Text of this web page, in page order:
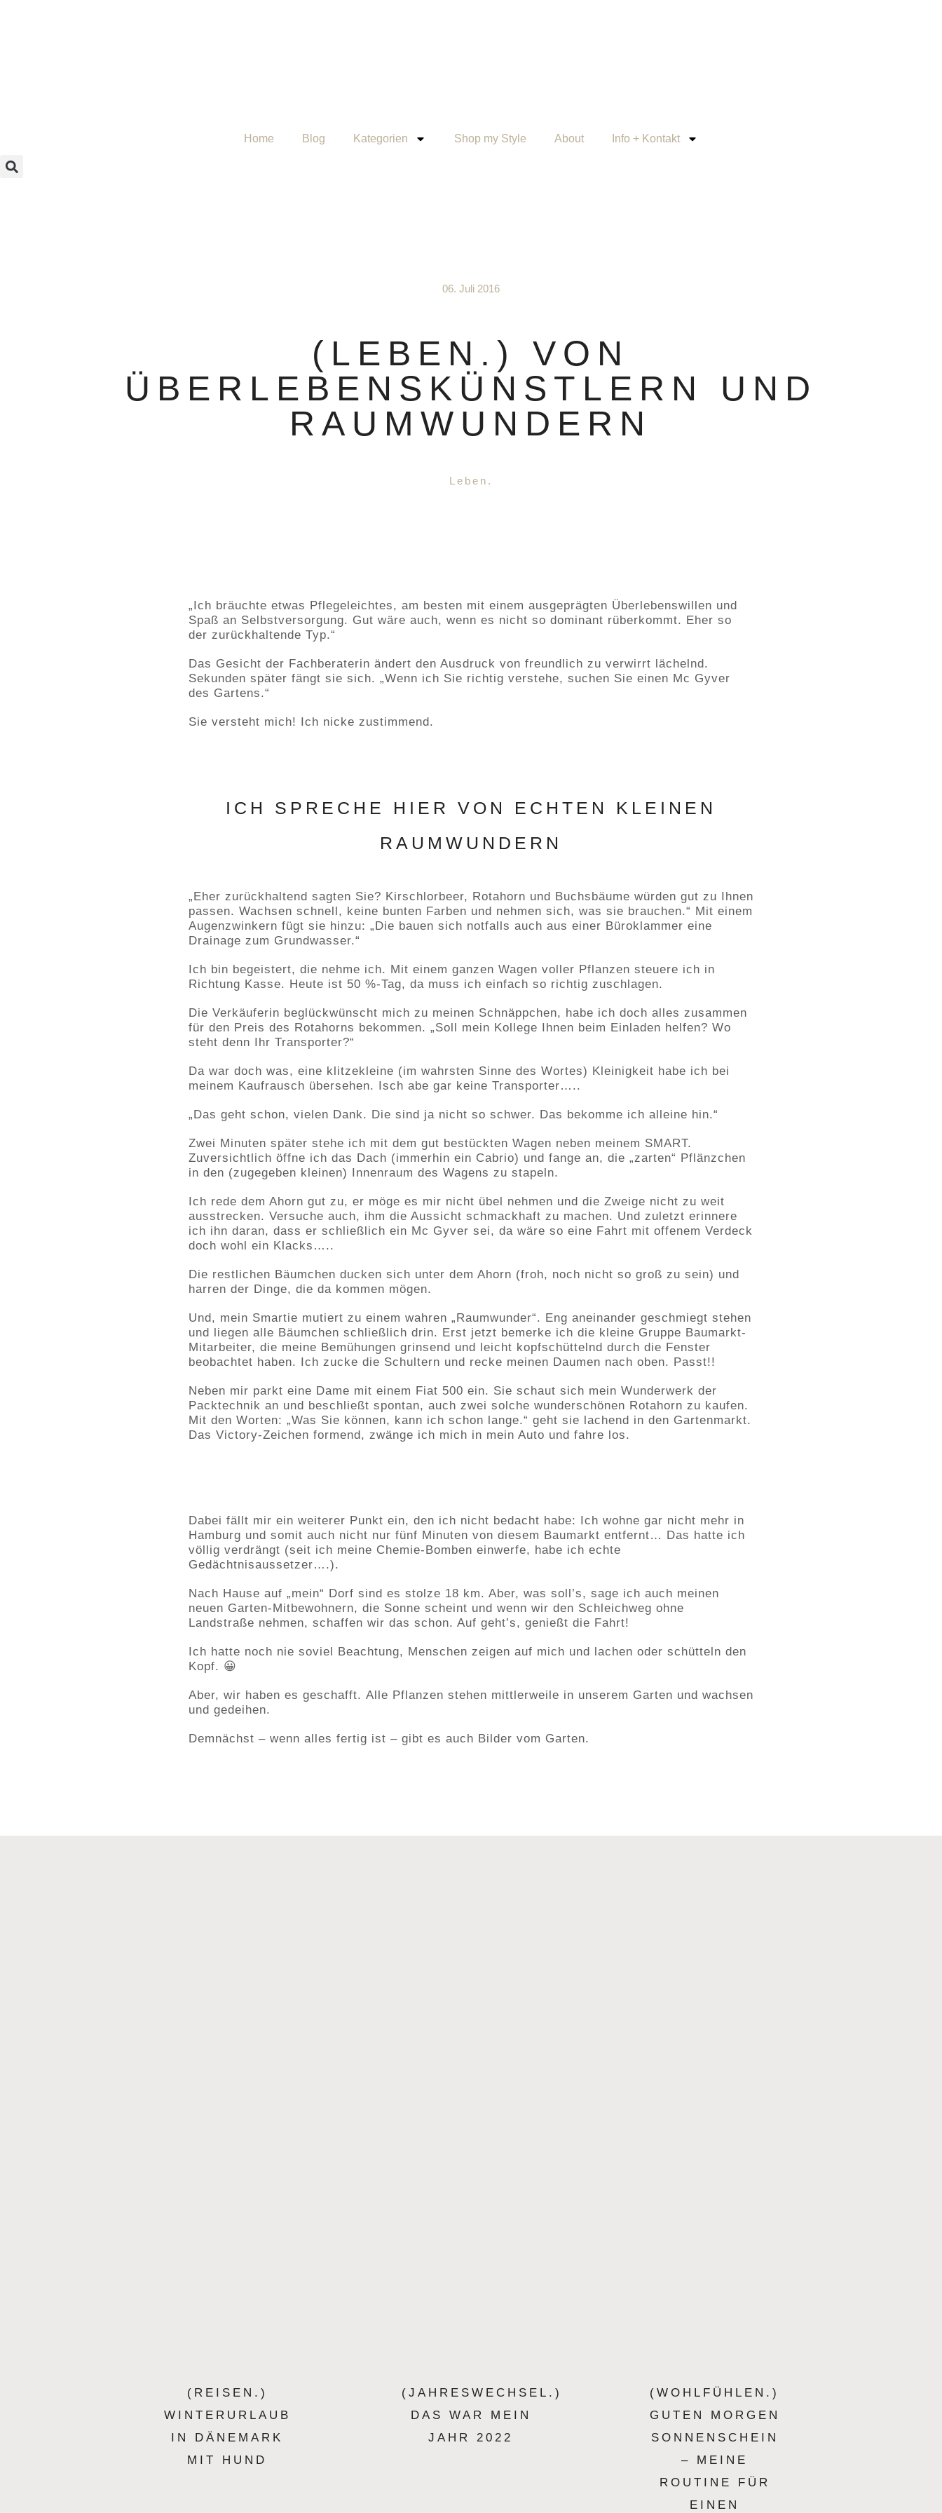
Home Blog Kategorien Shop my Style About Info + Kontakt
06. Juli 2016
(LEBEN.) VON
ÜBERLEBENSKÜNSTLERN UND
RAUMWUNDERN
Leben.
„Ich bräuchte etwas Pflegeleichtes, am besten mit einem ausgeprägten Überlebenswillen und
Spaß an Selbstversorgung. Gut wäre auch, wenn es nicht so dominant rüberkommt. Eher so
der zurückhaltende Typ.“
Das Gesicht der Fachberaterin ändert den Ausdruck von freundlich zu verwirrt lächelnd.
Sekunden später fängt sie sich. „Wenn ich Sie richtig verstehe, suchen Sie einen Mc Gyver
des Gartens.“
Sie versteht mich! Ich nicke zustimmend.
ICH SPRECHE HIER VON ECHTEN KLEINEN
RAUMWUNDERN
„Eher zurückhaltend sagten Sie? Kirschlorbeer, Rotahorn und Buchsbäume würden gut zu Ihnen
passen. Wachsen schnell, keine bunten Farben und nehmen sich, was sie brauchen.“ Mit einem
Augenzwinkern fügt sie hinzu: „Die bauen sich notfalls auch aus einer Büroklammer eine
Drainage zum Grundwasser.“
Ich bin begeistert, die nehme ich. Mit einem ganzen Wagen voller Pflanzen steuere ich in
Richtung Kasse. Heute ist 50 %-Tag, da muss ich einfach so richtig zuschlagen.
Die Verkäuferin beglückwünscht mich zu meinen Schnäppchen, habe ich doch alles zusammen
für den Preis des Rotahorns bekommen. „Soll mein Kollege Ihnen beim Einladen helfen? Wo
steht denn Ihr Transporter?“
Da war doch was, eine klitzekleine (im wahrsten Sinne des Wortes) Kleinigkeit habe ich bei
meinem Kaufrausch übersehen. Isch abe gar keine Transporter…..
„Das geht schon, vielen Dank. Die sind ja nicht so schwer. Das bekomme ich alleine hin.“
Zwei Minuten später stehe ich mit dem gut bestückten Wagen neben meinem SMART.
Zuversichtlich öffne ich das Dach (immerhin ein Cabrio) und fange an, die „zarten“ Pflänzchen
in den (zugegeben kleinen) Innenraum des Wagens zu stapeln.
Ich rede dem Ahorn gut zu, er möge es mir nicht übel nehmen und die Zweige nicht zu weit
ausstrecken. Versuche auch, ihm die Aussicht schmackhaft zu machen. Und zuletzt erinnere
ich ihn daran, dass er schließlich ein Mc Gyver sei, da wäre so eine Fahrt mit offenem Verdeck
doch wohl ein Klacks…..
Die restlichen Bäumchen ducken sich unter dem Ahorn (froh, noch nicht so groß zu sein) und
harren der Dinge, die da kommen mögen.
Und, mein Smartie mutiert zu einem wahren „Raumwunder“. Eng aneinander geschmiegt stehen
und liegen alle Bäumchen schließlich drin. Erst jetzt bemerke ich die kleine Gruppe Baumarkt-
Mitarbeiter, die meine Bemühungen grinsend und leicht kopfschüttelnd durch die Fenster
beobachtet haben. Ich zucke die Schultern und recke meinen Daumen nach oben. Passt!!
Neben mir parkt eine Dame mit einem Fiat 500 ein. Sie schaut sich mein Wunderwerk der
Packtechnik an und beschließt spontan, auch zwei solche wunderschönen Rotahorn zu kaufen.
Mit den Worten: „Was Sie können, kann ich schon lange.“ geht sie lachend in den Gartenmarkt.
Das Victory-Zeichen formend, zwänge ich mich in mein Auto und fahre los.
Dabei fällt mir ein weiterer Punkt ein, den ich nicht bedacht habe: Ich wohne gar nicht mehr in
Hamburg und somit auch nicht nur fünf Minuten von diesem Baumarkt entfernt… Das hatte ich
völlig verdrängt (seit ich meine Chemie-Bomben einwerfe, habe ich echte
Gedächtnisaussetzer….).
Nach Hause auf „mein“ Dorf sind es stolze 18 km. Aber, was soll’s, sage ich auch meinen
neuen Garten-Mitbewohnern, die Sonne scheint und wenn wir den Schleichweg ohne
Landstraße nehmen, schaffen wir das schon. Auf geht’s, genießt die Fahrt!
Ich hatte noch nie soviel Beachtung, Menschen zeigen auf mich und lachen oder schütteln den
Kopf. 😀
Aber, wir haben es geschafft. Alle Pflanzen stehen mittlerweile in unserem Garten und wachsen
und gedeihen.
Demnächst – wenn alles fertig ist – gibt es auch Bilder vom Garten.
(REISEN.)
WINTERURLAUB
IN DÄNEMARK
MIT HUND
(JAHRESWECHSEL.)
DAS WAR MEIN
JAHR 2022
(WOHLFÜHLEN.)
GUTEN MORGEN
SONNENSCHEIN
– MEINE
ROUTINE FÜR
EINEN